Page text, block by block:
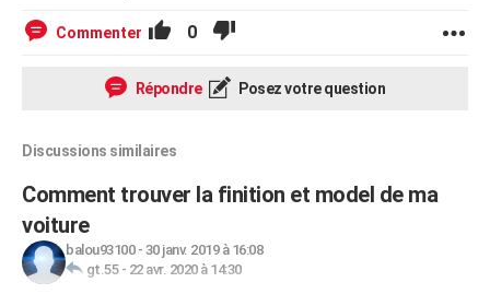
Commenter 0
Répondre Posez votre question
Discussions similaires
Comment trouver la finition et model de ma
voiture
balou93100- 30 janv. 2019 à 16:08
gt.55- 22 avr. 2020 à 14:30